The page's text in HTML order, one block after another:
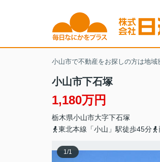
小山市で不動産をお探しの方は地
小山市下石塚
1,180万円
栃木県小山市大字下石塚
東北本線「小山」駅徒歩45分
1/1